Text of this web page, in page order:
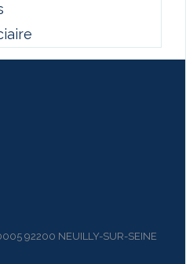
92200 NEUILLY-SUR-SEINE